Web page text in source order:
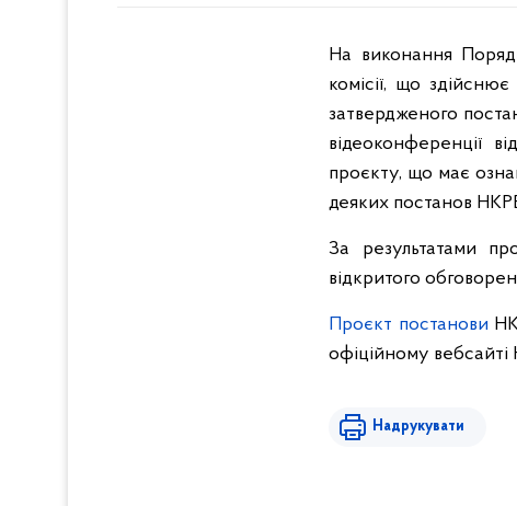
На виконання
комісії, що
затвердженого
відеоконференції
проєкту, що має
деяких постанов
За результатами
відкритого
Проєкт постанови
офіційному
Надрукувати